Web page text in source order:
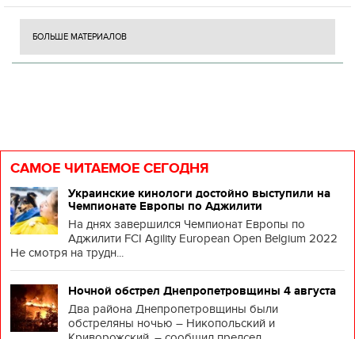
БОЛЬШЕ МАТЕРИАЛОВ
САМОЕ ЧИТАЕМОЕ СЕГОДНЯ
Украинские кинологи достойно выступили на
Чемпионате Европы по Аджилити
На днях завершился Чемпионат Европы по
Аджилити FCI Agility European Open Belgium 2022
Не смотря на трудн...
Ночной обстрел Днепропетровщины 4 августа
Два района Днепропетровщины были
обстреляны ночью – Никопольский и